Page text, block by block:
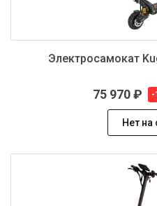
Электроcамокат
75 970 ₽ -
Нет на